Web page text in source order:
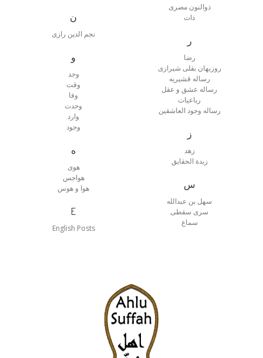
ذوالنون مصری
ذات
ر
رضا
روزبهان بقلی شیرازی
رساله قشیریه
رساله عشق و عقل
رباعیات
رساله وجود العاشقین
ز
زهد
زبدة الحقایق
س
سهل بن عبدالله
سری سقطی
سماع
ن
نجم الدین رازی
و
وجد
وقت
وفا
وحدت
وارد
وجود
ه
هوی
هواجس
هوا و هوس
E
English Posts